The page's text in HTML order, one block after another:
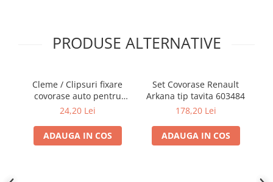
PRODUSE ALTERNATIVE
Cleme / Clipsuri fixare
covorase auto pentru
Renault / Nissan
24,20 Lei
ADAUGA IN COS
Set Covorase Renault
Arkana tip tavita 603484
178,20 Lei
ADAUGA IN COS